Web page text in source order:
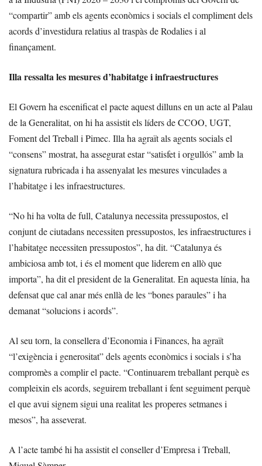
“compartir” amb els agents econòmics i socials el compliment dels
acords d’investidura relatius al traspàs de Rodalies i al
finançament.
Illa ressalta les mesures d’habitatge i infraestructures
El Govern ha escenificat el pacte aquest dilluns en un acte al Palau
de la Generalitat, on hi ha assistit els líders de CCOO, UGT,
Foment del Treball i Pimec. Illa ha agraït als agents socials el
“consens” mostrat, ha assegurat estar “satisfet i orgullós” amb la
signatura rubricada i ha assenyalat les mesures vinculades a
l’habitatge i les infraestructures.
“No hi ha volta de full, Catalunya necessita pressupostos, el
conjunt de ciutadans necessiten pressupostos, les infraestructures i
l’habitatge necessiten pressupostos”, ha dit. “Catalunya és
ambiciosa amb tot, i és el moment que liderem en allò que
importa”, ha dit el president de la Generalitat. En aquesta línia, ha
defensat que cal anar més enllà de les “bones paraules” i ha
demanat “solucions i acords”.
Al seu torn, la consellera d’Economia i Finances, ha agraït
“l’exigència i generositat” dels agents econòmics i socials i s’ha
compromès a complir el pacte. “Continuarem treballant perquè es
compleixin els acords, seguirem treballant i fent seguiment perquè
el que avui signem sigui una realitat les properes setmanes i
mesos”, ha asseverat.
A l’acte també hi ha assistit el conseller d’Empresa i Treball,